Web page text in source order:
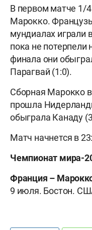
В первом матче 1/
Марокко.
мундиалах играли
пока не потерпели
финала они
Парагвай (1:0).
Сборная Марокко
прошла
обыграла Канаду
Матч начнется в
Чемпионат мира-
Франция –
9 июля. Бостон.